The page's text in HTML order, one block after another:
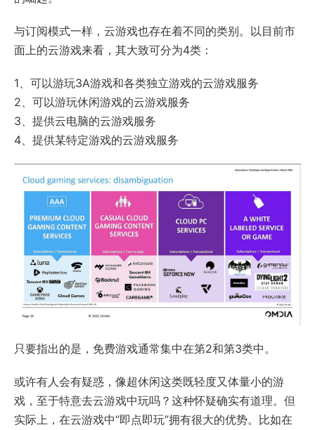
与订阅模式一样，云游戏也存在着不同的类别。以目前市
面上的云游戏来看，其大致可分为4类：
1、可以游玩3A游戏和各类独立游戏的云游戏服务
2、可以游玩休闲游戏的云游戏服务
3、提供云电脑的云游戏服务
4、提供某特定游戏的云游戏服务
只要指出的是，免费游戏通常集中在第2和第3类中。
或许有人会有疑惑，像超休闲这类既轻度又体量小的游
戏，至于特意去云游戏中玩吗？这种怀疑确实有道理。但
实际上，在云游戏中“即点即玩”拥有很大的优势。比如在